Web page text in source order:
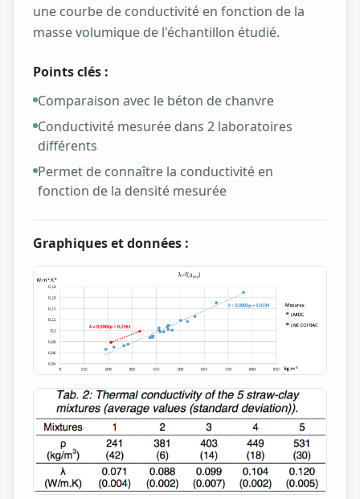
une courbe de conductivité en fonction de la
masse volumique de l'échantillon étudié.
Points clés :
Comparaison avec le béton de chanvre
Conductivité mesurée dans 2 laboratoires
différents
Permet de connaître la conductivité en
fonction de la densité mesurée
Graphiques et données :